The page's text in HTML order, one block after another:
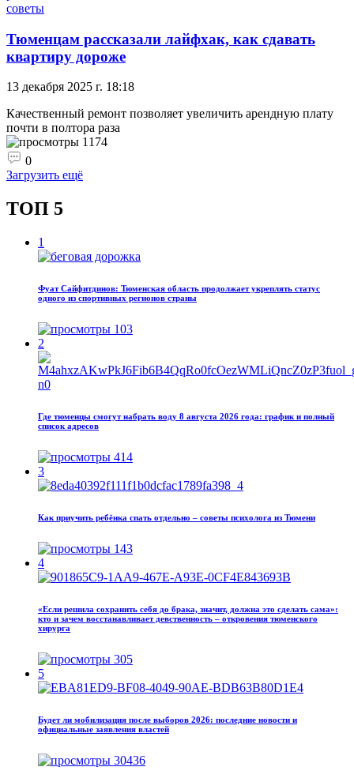
советы
Тюменцам рассказали лайфхак, как сдавать
квартиру дороже
13 декабря 2025 г. 18:18
Качественный ремонт позволяет увеличить арендную плату
почти в полтора раза
1174
0
Загрузить ещё
ТОП 5
1
Фуат Сайфитдинов: Тюменская область продолжает укреплять статус
одного из спортивных регионов страны
103
2
Где тюменцы смогут набрать воду 8 августа 2026 года: график и полный
список адресов
414
3
Как приучить ребёнка спать отдельно – советы психолога из Тюмени
143
4
«Если решила сохранить себя до брака, значит, должна это сделать сама»:
кто и зачем восстанавливает девственность – откровения тюменского
хирурга
305
5
Будет ли мобилизация после выборов 2026: последние новости и
официальные заявления властей
30436